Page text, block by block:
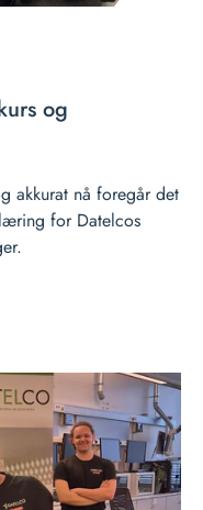
og
akkurat nå foregår det
for Datelcos